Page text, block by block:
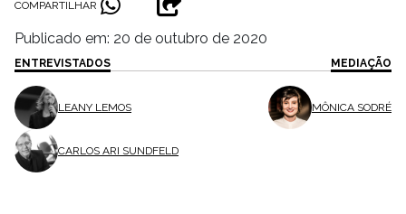
COMPARTILHAR
Publicado em: 20 de outubro de 2020
ENTREVISTADOS
LEANY LEMOS
CARLOS ARI SUNDFELD
MEDIAÇÃO
MÔNICA SODRÉ